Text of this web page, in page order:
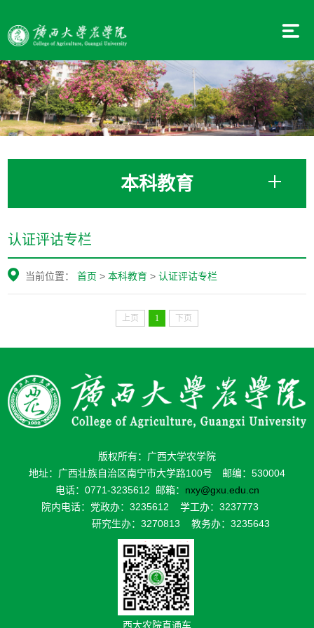
本科教育
认证评诂专栏
当前位置：首页 >本科教育 >认证评诂专栏
上页 1 下页
版权所有：广西大学农学院
地址：广西壮族自治区南宁市大学路100号 邮编：530004
电话：0771-3235612 邮箱： nxy@gxu.edu.cn
院内电话：党政办：3235612 学工办：3237773
研究生办：3270813 教务办：3235643
西大农院直通车